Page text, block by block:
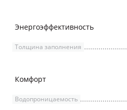
Энергоэффективность
Толщина заполнения
Комфорт
Водопроницаемость